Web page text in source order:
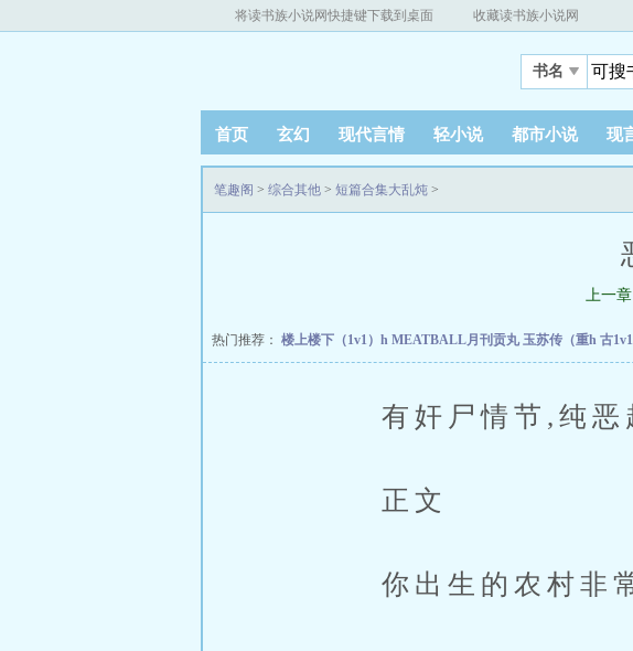
将读书族小说网快捷键下载到桌面 收藏读书族小说网
书名
首页 玄幻 现代言情 轻小说 都市小说 现
笔趣阁 > 综合其他 > 短篇合集大乱炖 >
上一章
热门推荐： 楼上楼下（1v1）h MEATBALL月刊贡丸 玉苏传（重h 古1v1
有奸尸情节,纯恶
正文
你出生的农村非常